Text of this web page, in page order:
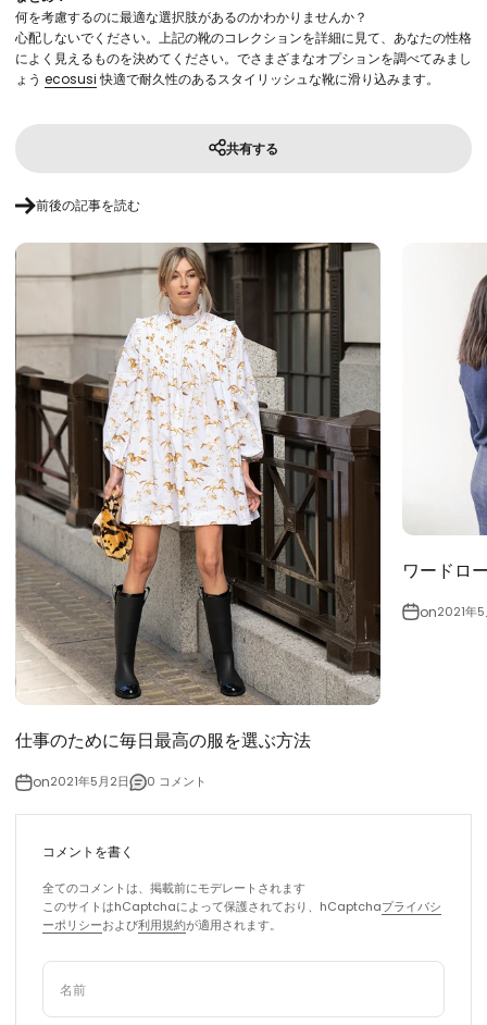
何を考慮するのに最適な選択肢があるのか​​わかりませんか？
心配しないでください。上記の靴のコレクションを詳細に見て、あなたの性格
によく見えるものを決めてください。でさまざまなオプションを調べてみまし
ょう ecosusi快適で耐久性のあるスタイリッシュな靴に滑り込みます。
共有する
前後の記事を読む
仕事のために毎日最高の服を選ぶ方法
on2021年5月2日 0 コメント
ワードロ
on2021年
コメントを書く
全てのコメントは、掲載前にモデレートされます
このサイトはhCaptchaによって保護されており、hCaptchaプライバシ
ーポリシーおよび利用規約が適用されます。
名前